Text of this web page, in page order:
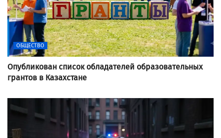
ОБЩЕСТВО
Опубликован список обладателей образовательных
грантов в Казахстане